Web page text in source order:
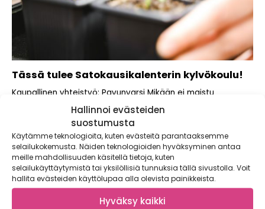
Hallinnoi evästeiden
suostumusta
Käytämme teknologioita, kuten evästeitä parantaaksemme
selailukokemusta. Näiden teknologioiden hyväksyminen antaa
meille mahdollisuuden käsitellä tietoja, kuten
selailukäyttäytymistä tai yksilöllisiä tunnuksia tällä sivustolla. Voit
hallita evästeiden käyttölupaa alla olevista painikkeista.
Hyväksy kaikki
Tässä tulee Satokausikalenterin kylvökoulu!
Kaupallinen yhteistyö: Pavunvarsi Mikään ei maistu
paremmalle kuin omassa maassa mehukkaaksi itse